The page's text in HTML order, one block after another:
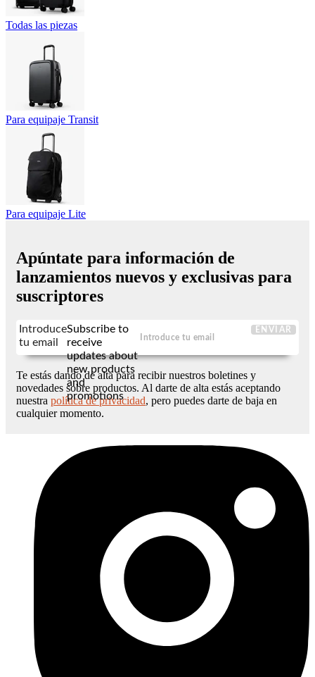
Todas las piezas
Para equipaje Transit
Para equipaje Lite
Apúntate para información de
lanzamientos nuevos y exclusivas para
suscriptores
Introduce
tu email
Subscribe to
receive
updates about
new products
and
promotions
ENVIAR
Te estás dando de alta para recibir nuestros boletines y
novedades sobre productos. Al darte de alta estás aceptando
nuestra política de privacidad, pero puedes darte de baja en
cualquier momento.